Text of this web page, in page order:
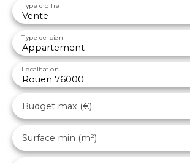
Vente
Type d'offre
Appartement
Type de bien
Rouen 76000
Localisation
Budget max (€)
Surface min (m²)